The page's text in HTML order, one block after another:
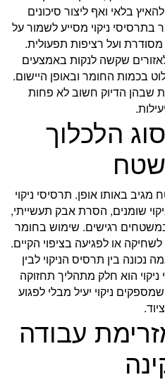
בלאי ואף ליצור סיכונים
בתרסיסי ניקוי מסייע לשמור על
ועל רציפות תפעולית.
שקשה לנקות באמצעים
בכמות החומר ובאופן היישום.
שבהן הדיוק חשוב לא פחות
הלכלוך
באותו אופן. תרסיסי ניקוי
שומנים, הסרת אבק תעשייתי,
במשטחים רגישים. שימוש בחומר
או לפגיעה בציפוי הקיים.
בין תרסיס הניקוי לבין
הוא חלק מתהליך תחזוקה
ניקוי יעיל מבלי לפגוע
עבודה